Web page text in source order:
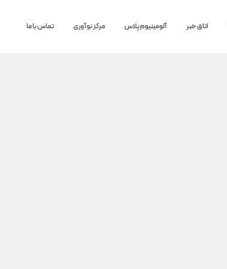
اتاق خبر آلومینیوم پلاس مرکز نوآوری تماس با ما